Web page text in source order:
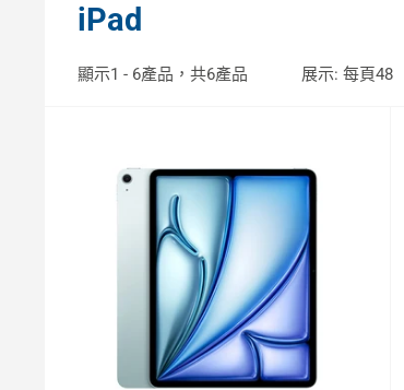
iPad
顯示1 - 6產品，共6產品 展示: 每頁48